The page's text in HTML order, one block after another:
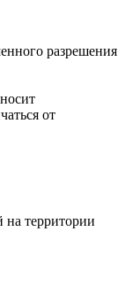
разрешения
от
на территории